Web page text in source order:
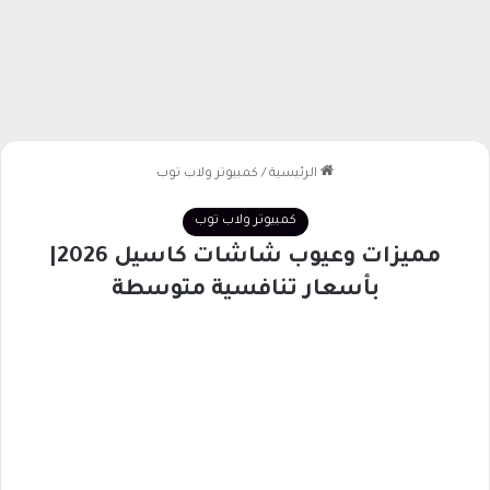
الرئيسية / كمبيوتر ولاب توب
كمبيوتر ولاب توب
بأسعار تنافسية متوسطة